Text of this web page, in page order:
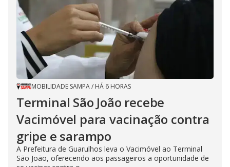
MOBILIDADE SAMPA/ HÁ 6 HORAS
Terminal São João recebe
Vacimóvel para vacinação contra
gripe e sarampo
A Prefeitura de Guarulhos leva o Vacimóvel ao Terminal
São João, oferecendo aos passageiros a oportunidade de